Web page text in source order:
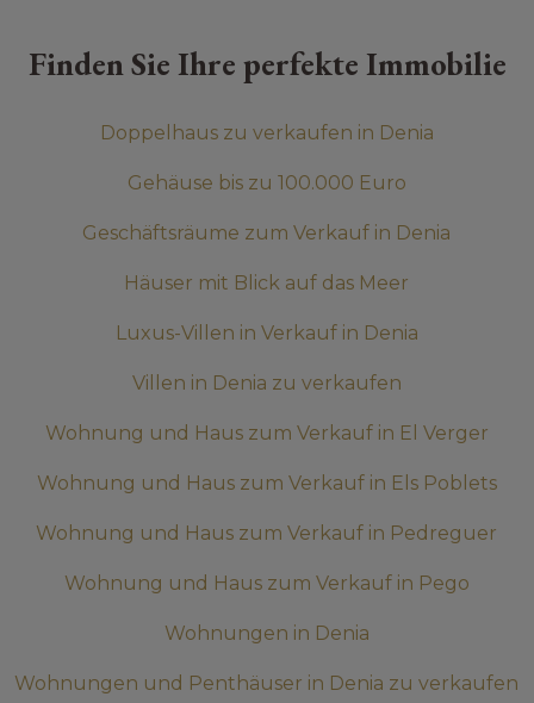
Finden Sie Ihre perfekte Immobilie
Doppelhaus zu verkaufen in Denia
Gehäuse bis zu 100.000 Euro
Geschäftsräume zum Verkauf in Denia
Häuser mit Blick auf das Meer
Luxus-Villen in Verkauf in Denia
Villen in Denia zu verkaufen
Wohnung und Haus zum Verkauf in El Verger
Wohnung und Haus zum Verkauf in Els Poblets
Wohnung und Haus zum Verkauf in Pedreguer
Wohnung und Haus zum Verkauf in Pego
Wohnungen in Denia
Wohnungen und Penthäuser in Denia zu verkaufen